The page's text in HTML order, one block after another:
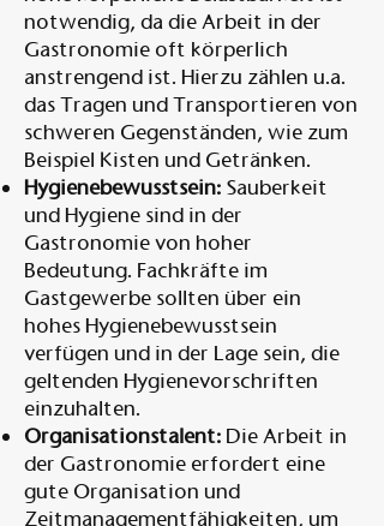
notwendig, da die Arbeit in der
Gastronomie oft körperlich
anstrengend ist. Hierzu zählen u.a.
das Tragen und Transportieren von
schweren Gegenständen, wie zum
Beispiel Kisten und Getränken.
Hygienebewusstsein: Sauberkeit
und Hygiene sind in der
Gastronomie von hoher
Bedeutung. Fachkräfte im
Gastgewerbe sollten über ein
hohes Hygienebewusstsein
verfügen und in der Lage sein, die
geltenden Hygienevorschriften
einzuhalten.
Organisationstalent: Die Arbeit in
der Gastronomie erfordert eine
gute Organisation und
Zeitmanagementfähigkeiten, um